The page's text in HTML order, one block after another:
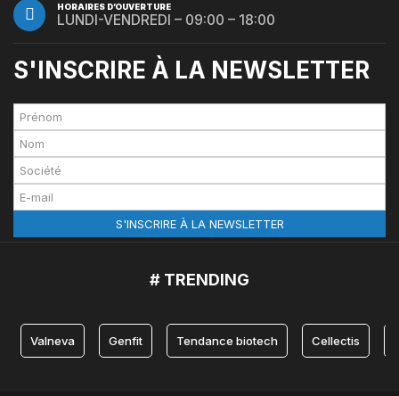
HORAIRES D’OUVERTURE
LUNDI-VENDREDI – 09:00 – 18:00
S'INSCRIRE À LA NEWSLETTER
# TRENDING
Valneva Genfit Tendance biotech Cellectis